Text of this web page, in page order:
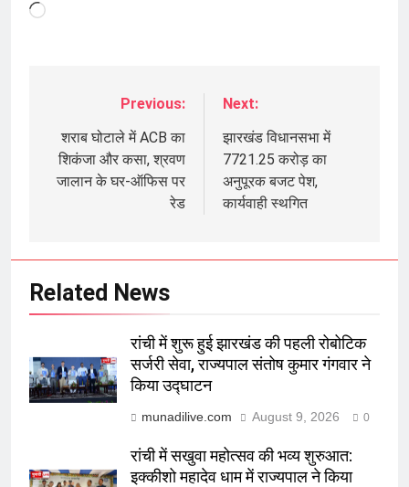
Loading…
navigation
Previous:
शराब घोटाले में ACB का
शिकंजा और कसा, श्रवण
जालान के घर-ऑफिस पर
रेड
Next:
झारखंड विधानसभा में
7721.25 करोड़ का
अनुपूरक बजट पेश,
कार्यवाही स्थगित
Related News
रांची में शुरू हुई झारखंड की पहली रोबोटिक
सर्जरी सेवा, राज्यपाल संतोष कुमार गंगवार ने
किया उद्घाटन
munadilive.com August 9, 2026 0
रांची में सखुवा महोत्सव की भव्य शुरुआत:
इक्कीशो महादेव धाम में राज्यपाल ने किया